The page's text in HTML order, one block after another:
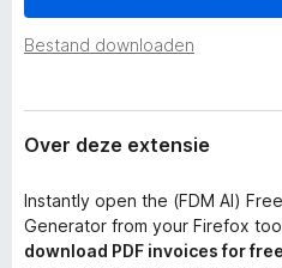
w
r
Bestand downloaden
n
s
Over deze extensie
Instantly open the (FDM AI)
Generator from your Firefox
download PDF invoices for